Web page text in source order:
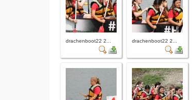
drachenboot22 2... drachenboot22 2...